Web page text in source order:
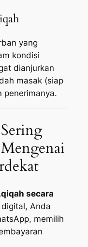
yang
kondisi
dianjurkan
masak (siap
penerimanya.
secara
Anda
memilih